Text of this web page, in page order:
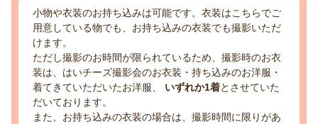
小物や衣装のお持ち込みは可能です。衣装はこちらでご
用意している物でも、お持ち込みの衣装でも撮影いただ
けます。
ただし撮影のお時間が限られているため、撮影時のお衣
装は、はいチーズ撮影会のお衣装・持ち込みのお洋服・
着てきていただいたお洋服、 いずれか1着とさせていた
だいております。
また、お持ち込みの衣装の場合は、撮影時間に限りがあ